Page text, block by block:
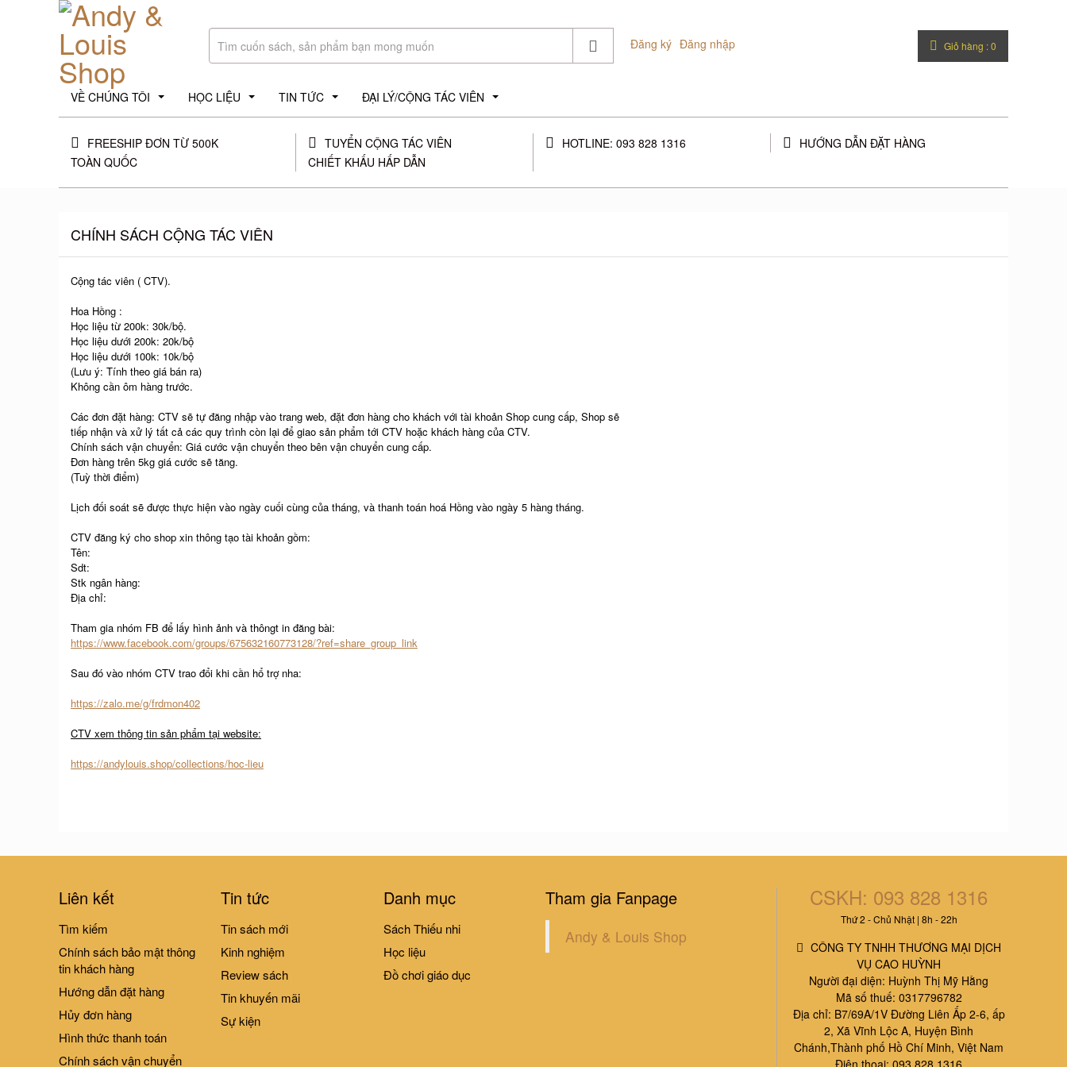
Đăng ký Đăng nhập Giỏ hàng :0
VỀ CHÚNG TÔI HỌC LIỆU TIN TỨC ĐẠI LÝ/CỘNG TÁC VIÊN
FREESHIP ĐƠN TỪ 500K
TOÀN QUỐC
TUYỂN CỘNG TÁC VIÊN
CHIẾT KHẤU HẤP DẪN
HOTLINE: 093 828 1316 HƯỚNG DẪN ĐẶT HÀNG
CHÍNH SÁCH CỘNG TÁC VIÊN
Cộng tác viên ( CTV).
Hoa Hồng :
Học liệu từ 200k: 30k/bộ.
Học liệu dưới 200k: 20k/bộ
Học liệu dưới 100k: 10k/bộ
(Lưu ý: Tính theo giá bán ra)
Không cần ôm hàng trước.
Các đơn đặt hàng: CTV sẽ tự đăng nhập vào trang web, đặt đơn hàng cho khách với tài khoản Shop cung cấp, Shop sẽ
tiếp nhận và xử lý tất cả các quy trình còn lại để giao sản phẩm tới CTV hoặc khách hàng của CTV.
Chính sách vận chuyển: Giá cước vận chuyển theo bên vận chuyển cung cấp.
Đơn hàng trên 5kg giá cước sẽ tăng.
(Tuỳ thời điểm)
Lịch đối soát sẽ được thực hiện vào ngày cuối cùng của tháng, và thanh toán hoá Hồng vào ngày 5 hàng tháng.
CTV đăng ký cho shop xin thông tạo tài khoản gồm:
Tên:
Sdt:
Stk ngân hàng:
Địa chỉ:
Tham gia nhóm FB để lấy hình ảnh và thôngt in đăng bài:
https://www.facebook.com/groups/675632160773128/?ref=share_group_link
Sau đó vào nhóm CTV trao đổi khi cần hổ trợ nha:
https://zalo.me/g/frdmon402
CTV xem thông tin sản phẩm tại website:
https://andylouis.shop/collections/hoc-lieu
Liên kết
Tìm kiếm
Chính sách bảo mật thông
tin khách hàng
Hướng dẫn đặt hàng
Hủy đơn hàng
Hình thức thanh toán
Chính sách vận chuyển
Tin tức
Tin sách mới
Kinh nghiệm
Review sách
Tin khuyến mãi
Sự kiện
Danh mục
Sách Thiếu nhi
Học liệu
Đồ chơi giáo dục
Tham gia Fanpage
Andy & Louis Shop
CSKH: 093 828 1316
Thứ 2 - Chủ Nhật | 8h - 22h
CÔNG TY TNHH THƯƠNG MẠI DỊCH
VỤ CAO HUỲNH
Người đại diện: Huỳnh Thị Mỹ Hằng
Mã số thuế: 0317796782
Địa chỉ: B7/69A/1V Đường Liên Ấp 2-6, ấp
2, Xã Vĩnh Lộc A, Huyện Bình
Chánh,Thành phố Hồ Chí Minh, Việt Nam
Điện thoại: 093 828 1316